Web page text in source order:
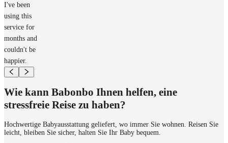
I've been
using this
service for
months and
couldn't be
happier.
Wie kann Babonbo Ihnen helfen, eine
stressfreie Reise zu haben?
Hochwertige Babyausstattung geliefert, wo immer Sie wohnen. Reisen Sie
leicht, bleiben Sie sicher, halten Sie Ihr Baby bequem.